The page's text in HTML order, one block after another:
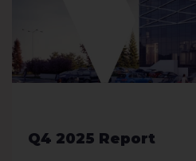
Q4 2025 Report